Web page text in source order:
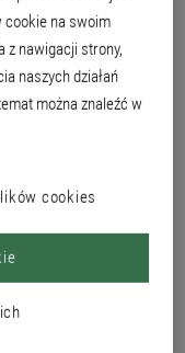
terenu.
cookie na swoim
z nawigacji strony,
naszych działań
można znaleźć w
cookies